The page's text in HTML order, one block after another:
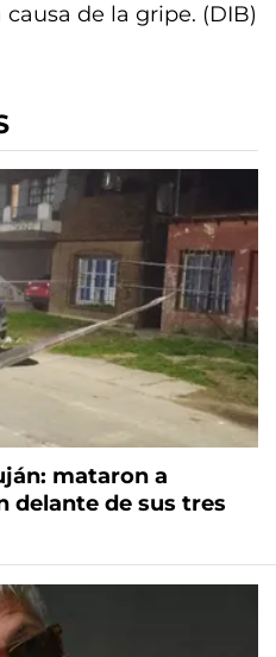
de la gripe. (DIB)
mataron a
delante de sus tres